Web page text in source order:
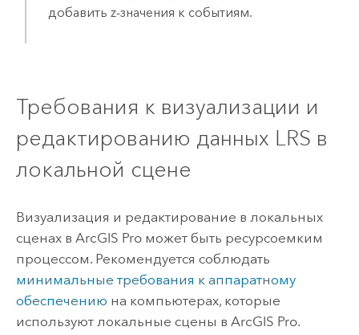
добавить z-значения к событиям.
Требования к визуализации и
редактированию данных LRS в
локальной сцене
Визуализация и редактирование в локальных
сценах в ArcGIS Proможет быть ресурсоемким
процессом. Рекомендуется соблюдать
минимальные требования к аппаратному
обеспечению на компьютерах, которые
используют локальные сцены в ArcGIS Pro.